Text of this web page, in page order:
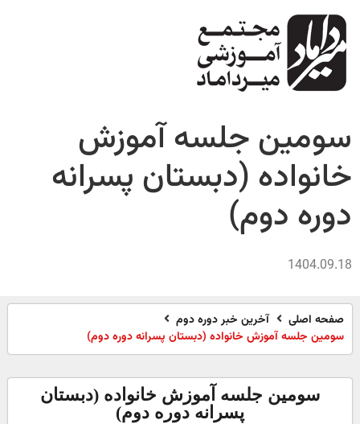
جلسه آموزش
(دبستان پسرانه
دوم)
اصلی
آخرین خبر دوره دوم
جلسه آموزش خانواده (دبستان پسرانه دوره دوم)
سومین جلسه آموزش خانواده (دبستان
پسرانه دوره دوم)